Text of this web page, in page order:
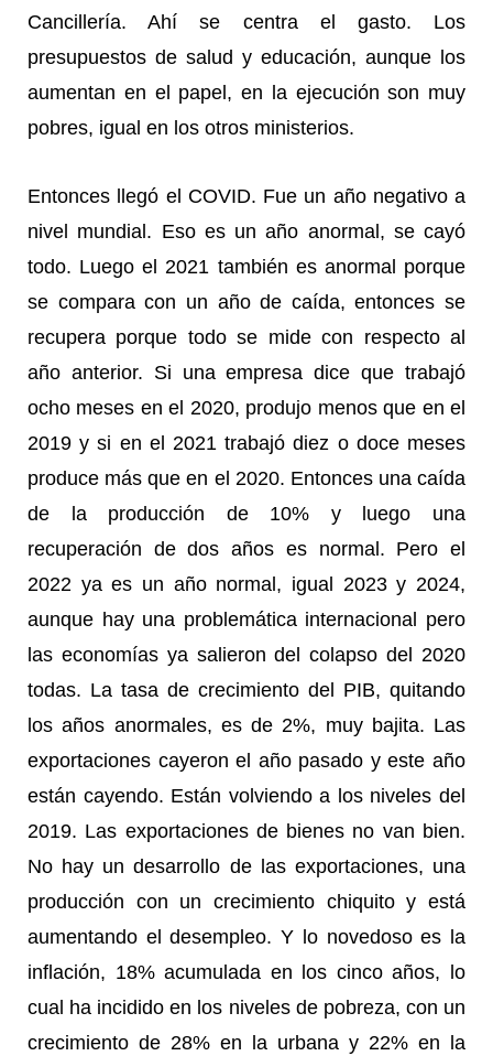
Cancillería. Ahí se centra el gasto. Los
presupuestos de salud y educación, aunque los
aumentan en el papel, en la ejecución son muy
pobres, igual en los otros ministerios.
Entonces llegó el COVID. Fue un año negativo a
nivel mundial. Eso es un año anormal, se cayó
todo. Luego el 2021 también es anormal porque
se compara con un año de caída, entonces se
recupera porque todo se mide con respecto al
año anterior. Si una empresa dice que trabajó
ocho meses en el 2020, produjo menos que en el
2019 y si en el 2021 trabajó diez o doce meses
produce más que en el 2020. Entonces una caída
de la producción de 10% y luego una
recuperación de dos años es normal. Pero el
2022 ya es un año normal, igual 2023 y 2024,
aunque hay una problemática internacional pero
las economías ya salieron del colapso del 2020
todas. La tasa de crecimiento del PIB, quitando
los años anormales, es de 2%, muy bajita. Las
exportaciones cayeron el año pasado y este año
están cayendo. Están volviendo a los niveles del
2019. Las exportaciones de bienes no van bien.
No hay un desarrollo de las exportaciones, una
producción con un crecimiento chiquito y está
aumentando el desempleo. Y lo novedoso es la
inflación, 18% acumulada en los cinco años, lo
cual ha incidido en los niveles de pobreza, con un
crecimiento de 28% en la urbana y 22% en la